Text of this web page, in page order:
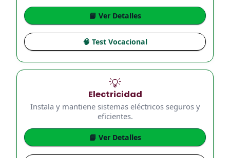
📘 Ver Detalles
🧠 Test Vocacional
💡
Electricidad
Instala y mantiene sistemas eléctricos seguros y
eficientes.
📘 Ver Detalles